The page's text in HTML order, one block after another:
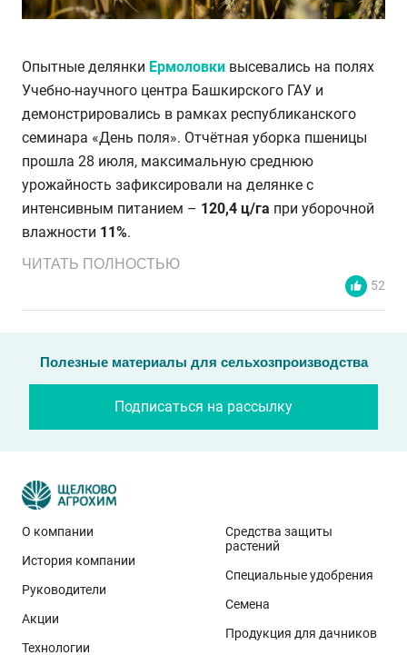
Опытные делянки Ермоловки высевались на полях
Учебно-научного центра Башкирского ГАУ и
демонстрировались в рамках республиканского
семинара «День поля». Отчётная уборка пшеницы
прошла 28 июля, максимальную среднюю
урожайность зафиксировали на делянке с
интенсивным питанием – 120,4 ц/га при уборочной
влажности 11%.
Эти результаты особенно показательны для
условий Приволжского федерального округа. Они
демонстрируют, что потенциал интенсивного сорта
реализуется при грамотном управлении
ЧИТАТЬ ПОЛНОСТЬЮ
52
Полезные материалы для сельхозпроизводства
Подписаться на рассылку
О компании
История компании
Руководители
Акции
Технологии
Средства защиты
растений
Специальные удобрения
Семена
Продукция для дачников